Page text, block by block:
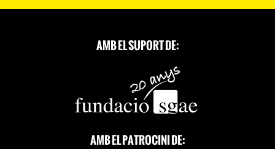
AMB EL SUPORT DE:
AMB EL PATROCINI DE: